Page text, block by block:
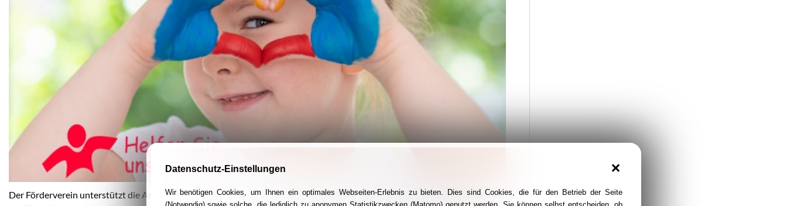
Der Förderverein unterstützt die Arbeit für Familien mit schwerkranken Kindern im KinderPalliativNetzwerk Essen auf
Datenschutz-Einstellungen
Wir benötigen Cookies, um Ihnen ein optimales Webseiten-Erlebnis zu bieten. Dies sind Cookies, die für den Betrieb der Seite